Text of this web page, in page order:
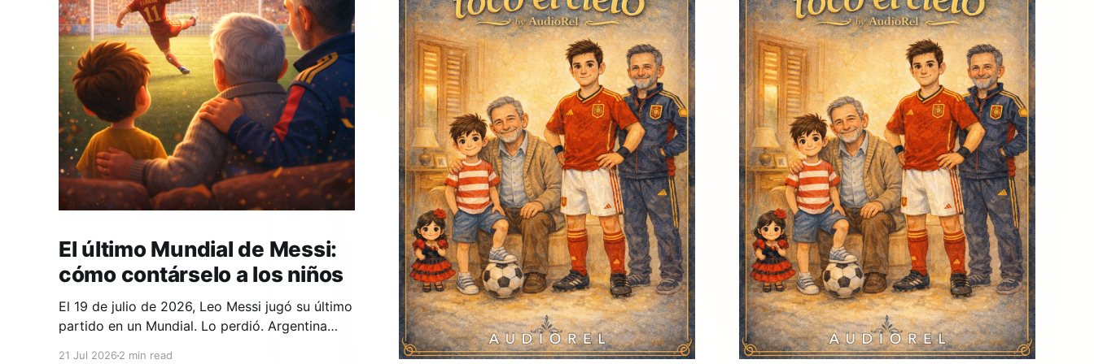
El último Mundial de Messi:
cómo contárselo a los niños
El 19 de julio de 2026, Leo Messi jugó su último
partido en un Mundial. Lo perdió. Argentina
21 Jul 2026 2 min read